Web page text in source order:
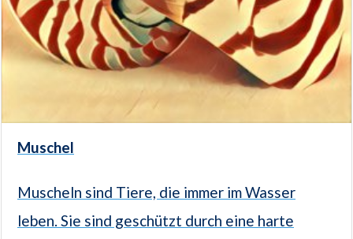
Muschel
Muscheln sind Tiere, die immer im Wasser
leben. Sie sind geschützt durch eine harte